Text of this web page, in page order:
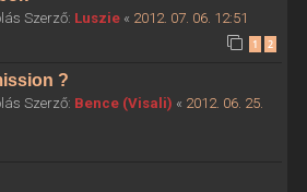
Szerző: Luszie« 2012. 07. 06. 12:51
1 2
?
Szerző: Bence (Visali) « 2012. 06. 25.